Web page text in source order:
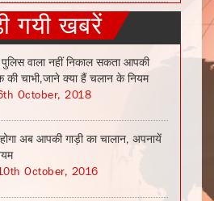
गयी खबरें
वाला नहीं निकाल सकता आपकी
की चाभी,जाने क्या हैं चलान के नियम
October, 2018
अब आपकी गाड़ी का चालान, अपनायें
October, 2016